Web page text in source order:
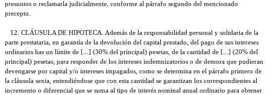
presuntos o reclamarla judicialmente, conforme al párrafo segundo del mencionado
precepto.
12. CLÁUSULA DE HIPOTECA. Además de la responsabilidad personal y solidaria de la
parte prestataria, en garantía de la devolución del capital prestado, del pago de sus intereses
ordinarios has un límite de [...] (30% del principal) pesetas, de la cantidad de [...] (20% del
principal) pesetas; para responder de los intereses indemnizatorios o de demora que pudieran
devengarse por capital y/o intereses impagados, como se determina en el párrafo primero de
la cláusula sexta, entendiéndose que con esta cantidad se garantizan los correspondientes al
incremento o diferencial que se suma al tipo de interés nominal anual ordinario para obtener